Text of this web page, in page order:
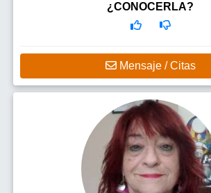
¿CONOCERLA?
Mensaje / Citas